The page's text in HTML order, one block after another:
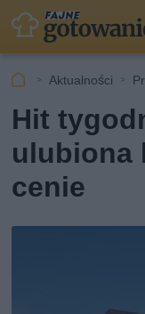
Aktualności
Hit
ulubiona
cenie